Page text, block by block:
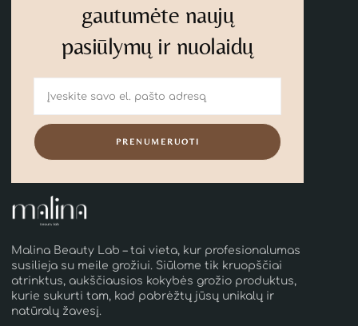
gautumėte naujų
pasiūlymų ir nuolaidų
PRENUMERUOTI
Malina Beauty Lab – tai vieta, kur profesionalumas
susilieja su meile grožiui. Siūlome tik kruopščiai
atrinktus, aukščiausios kokybės grožio produktus,
kurie sukurti tam, kad pabrėžtų jūsų unikalų ir
natūralų žavesį.